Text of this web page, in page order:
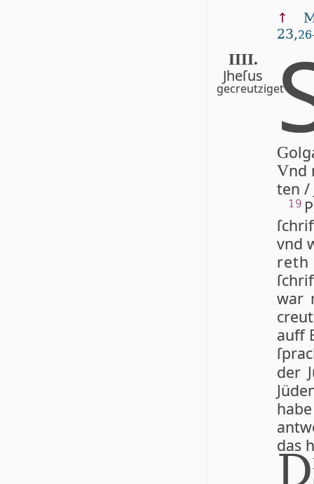
↑
23,
IIII.
Jhe­ſus
gecreutziget
G
Vnd
ten /
19
vnd
war
auff
der
das
D